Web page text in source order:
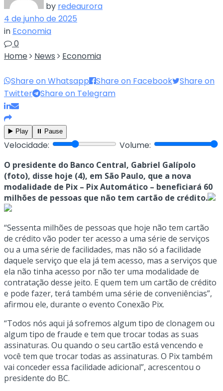
by redeaurora
4 de junho de 2025
in Economia
0
Home
News Economia
Share on Whatsapp Share on Facebook
Share on
Twitter
Share on Telegram
▶️ Play ⏸️ Pause
Velocidade: Volume:
O presidente do Banco Central, Gabriel Galípolo
(foto), disse hoje (4), em São Paulo, que a nova
modalidade de Pix – Pix Automático – beneficiará 60
milhões de pessoas que não tem cartão de crédito.
“Sessenta milhões de pessoas que hoje não tem cartão
de crédito vão poder ter acesso a uma série de serviços
ou a uma série de facilidades, mas não só a facilidade
daquele serviço que ela já tem acesso, mas a serviços que
ela não tinha acesso por não ter uma modalidade de
contratação desse jeito. E quem tem um cartão de crédito
e pode fazer, terá também uma série de conveniências”,
afirmou ele, durante o evento Conexão Pix.
“Todos nós aqui já sofremos algum tipo de clonagem ou
algum tipo de fraude e tem que trocar todas as suas
assinaturas. Ou quando o seu cartão está vencendo e
você tem que trocar todas as assinaturas. O Pix também
vai conceder essa facilidade adicional”, acrescentou o
presidente do BC.